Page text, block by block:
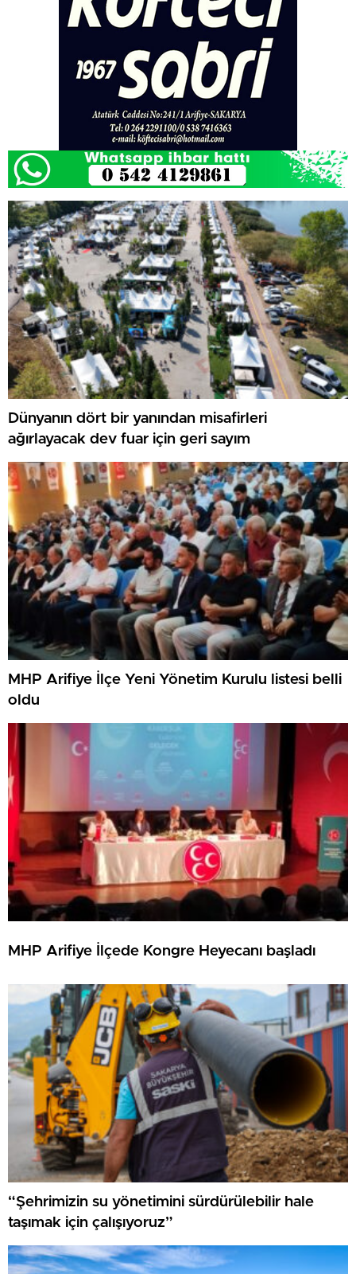
Dünyanın dört bir yanından misafirleri
ağırlayacak dev fuar için geri sayım
MHP Arifiye İlçe Yeni Yönetim Kurulu listesi belli
oldu
MHP Arifiye İlçede Kongre Heyecanı başladı
“Şehrimizin su yönetimini sürdürülebilir hale
taşımak için çalışıyoruz”